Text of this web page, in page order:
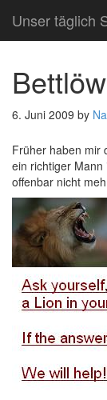
Unser täglich
6. Juni 2009 by
Früher haben mir
ein richtiger
offenbar nicht